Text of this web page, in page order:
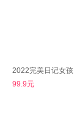
99.9元